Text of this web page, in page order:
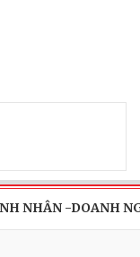
chuyên ngành y